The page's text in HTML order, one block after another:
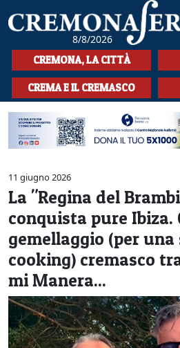
8/8/2026
HOME
CRONACA
SPORT
LA MUSICA
CULTURA
LA STORIA
SPETTACOLI
L'EDITORIALE
SEZIONI
CERCA
CREMONA, LA CITTÀ
CREMA E IL CREMASCO
11 giugno 2026
La "Regina del
conquista pure Ibiza.
gemellaggio (per
cooking) cremasco
mi Manera...